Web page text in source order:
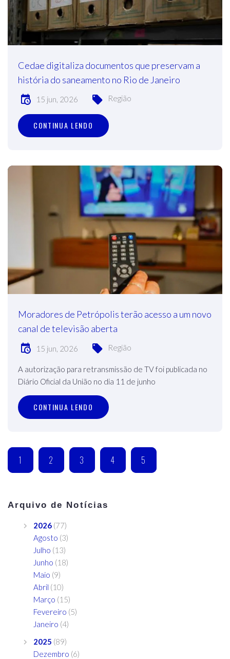
Cedae digitaliza documentos que preservam a
história do saneamento no Rio de Janeiro
15 jun, 2026 Região
CONTINUA LENDO
Moradores de Petrópolis terão acesso a um novo
canal de televisão aberta
15 jun, 2026 Região
A autorização para retransmissão de TV foi publicada no
Diário Oficial da União no dia 11 de junho
CONTINUA LENDO
1 2 3 4 5
Arquivo de Notícias
2026 (77)
Agosto (3)
Julho (13)
Junho (18)
Maio (9)
Abril (10)
Março (15)
Fevereiro (5)
Janeiro (4)
2025 (89)
Dezembro (6)